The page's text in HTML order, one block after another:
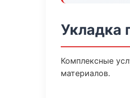
Укладка
Комплексные
материалов.